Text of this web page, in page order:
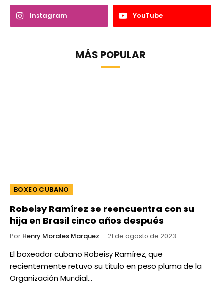
Instagram YouTube
MÁS POPULAR
BOXEO CUBANO
Robeisy Ramírez se reencuentra con su
hija en Brasil cinco años después
Por Henry Morales Marquez 21 de agosto de 2023
El boxeador cubano Robeisy Ramírez, que
recientemente retuvo su título en peso pluma de la
Organización Mundial…